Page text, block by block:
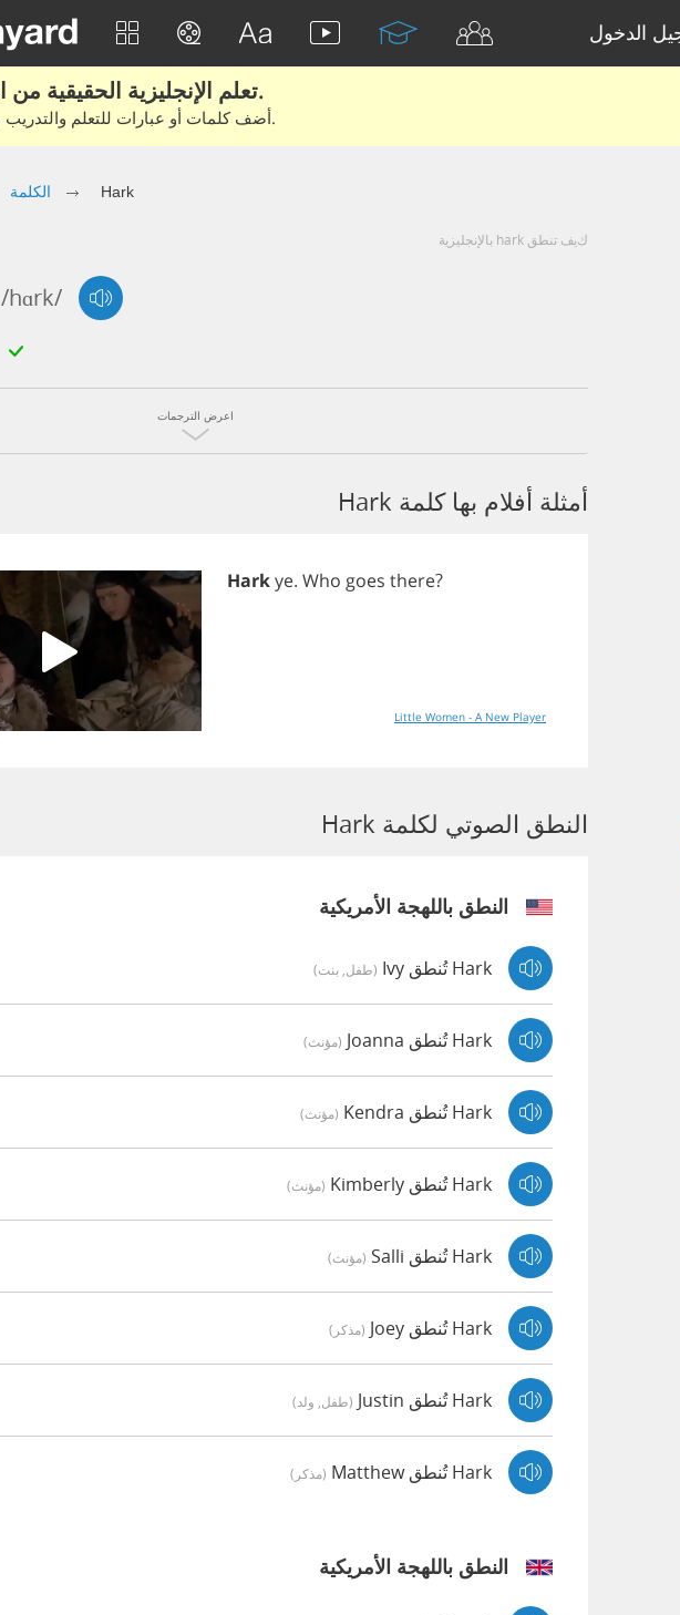
الدخول
تعلم الإنجليزية الحقيقية من الأفلام والكتب.
أضف كلمات أو عبارات للتعلم والتدريب مع متعلمين آخرين.
الكلمة Hark
كيف تنطق hark بالإنجليزية
/hɑrk/
اعرض الترجمات
أمثلة أفلام بها كلمة Hark
Harkye. Who goes there?
Little Women - A New Player
النطق الصوتي لكلمة Hark
النطق باللهجة الأمريكية
Hark تُنطق Ivy (طفل, بنت)
Hark تُنطق Joanna (مؤنث)
Hark تُنطق Kendra (مؤنث)
Hark تُنطق Kimberly (مؤنث)
Hark تُنطق Salli (مؤنث)
Hark تُنطق Joey (مذكر)
Hark تُنطق Justin (طفل, ولد)
Hark تُنطق Matthew (مذكر)
النطق باللهجة الأمريكية